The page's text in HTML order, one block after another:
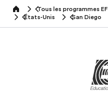
home Tous les programmes EF
États-Unis
San Diego